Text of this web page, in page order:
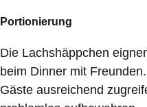
Portionierung
Die Lachshäppchen
beim Dinner mit
Gäste ausreichend